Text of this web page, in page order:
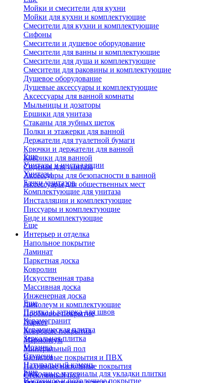
Мойки и смесители для кухни
Мойки для кухни и комплектующие
Смесители для кухни и комплектующие
Сифоны
Смесители и душевое оборудование
Смесители для ванны и комплектующие
Смесители для душа и комплектующие
Смесители для раковины и комплектующие
Душевое оборудование
Душевые аксессуары и комплектующие
Аксессуары для ванной комнаты
Мыльницы и дозаторы
Ершики для унитаза
Стаканы для зубных щеток
Полки и этажерки для ванной
Держатели для туалетной бумаги
Крючки и держатели для ванной
Коврики для ванной
Сиденья для унитаза
Аксессуары для безопасности в ванной
Аксессуары для общественных мест
Еще
Унитазы и инсталляции
Унитазы
Бачки унитазов
Комплектующие для унитаза
Инсталляции и комплектующие
Писсуары и комплектующие
Биде и комплектующие
Еще
Интерьер и отделка
Напольное покрытие
Ламинат
Паркетная доска
Ковролин
Искусственная трава
Массивная доска
Инженерная доска
Линолеум и комплектующие
Пробковое покрытие
Паркет
Ковровые покрытия
Мармолеум
Минеральный пол
Виниловые покрытия и ПВХ
Наливные напольные покрытия
Стеклянный пол
Еще
Плитка и затирка для швов
Керамогранит
Керамическая плитка
Зеркальная плитка
Мозаика
Ступени
Натуральный камень
Расходные материалы для укладки плитки
Еще
Настенное и потолочное покрытие